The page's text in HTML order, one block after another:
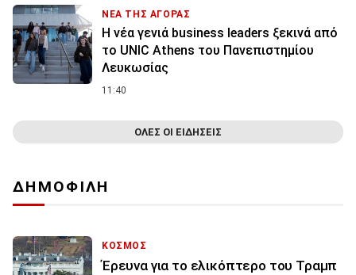
ΝΕΑ ΤΗΣ ΑΓΟΡΑΣ
Η νέα γενιά business leaders ξεκινά από
το UNIC Athens του Πανεπιστημίου
Λευκωσίας
11:40
ΟΛΕΣ ΟΙ ΕΙΔΗΣΕΙΣ
ΔΗΜΟΦΙΛΗ
ΚΟΣΜΟΣ
Έρευνα για το ελικόπτερο του Τραμπ